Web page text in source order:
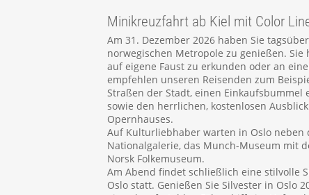
Minikreuzfahrt ab Kiel mit Color
Am 31. Dezember 2026 haben Sie
norwegischen Metropole zu genießen.
auf eigene Faust zu erkunden oder an
empfehlen unseren Reisenden zum
Straßen der Stadt, einen Einkaufsbummel
sowie den herrlichen, kostenlosen
Opernhauses.
Auf Kulturliebhaber warten in Oslo neben
Nationalgalerie, das Munch-Museum mit
Norsk Folkemuseum.
Am Abend findet schließlich eine stilvolle
Oslo statt. Genießen Sie Silvester in Oslo